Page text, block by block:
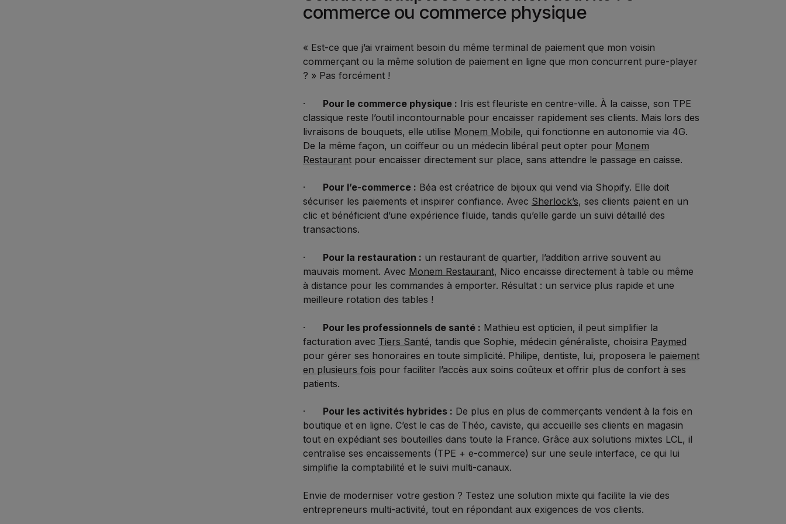
commerce ou commerce physique
« Est-ce que j’ai vraiment besoin du même terminal de paiement que mon voisin
commerçant ou la même solution de paiement en ligne que mon concurrent pure-player
? » Pas forcément !
· Pour le commerce physique : Iris est fleuriste en centre-ville. À la caisse, son TPE
classique reste l’outil incontournable pour encaisser rapidement ses clients. Mais lors des
livraisons de bouquets, elle utilise Monem Mobile, qui fonctionne en autonomie via 4G.
De la même façon, un coiffeur ou un médecin libéral peut opter pour Monem
Restaurantpour encaisser directement sur place, sans attendre le passage en caisse.
· Pour l’e-commerce : Béa est créatrice de bijoux qui vend via Shopify. Elle doit
sécuriser les paiements et inspirer confiance. Avec Sherlock’s, ses clients paient en un
clic et bénéficient d’une expérience fluide, tandis qu’elle garde un suivi détaillé des
transactions.
· Pour la restauration : un restaurant de quartier, l’addition arrive souvent au
mauvais moment. Avec Monem Restaurant, Nico encaisse directement à table ou même
à distance pour les commandes à emporter. Résultat : un service plus rapide et une
meilleure rotation des tables !
· Pour les professionnels de santé : Mathieu est opticien, il peut simplifier la
facturation avec Tiers Santé, tandis que Sophie, médecin généraliste, choisira Paymed
pour gérer ses honoraires en toute simplicité. Philipe, dentiste, lui, proposera le paiement
en plusieurs fois pour faciliter l’accès aux soins coûteux et offrir plus de confort à ses
patients.
· Pour les activités hybrides : De plus en plus de commerçants vendent à la fois en
boutique et en ligne. C’est le cas de Théo, caviste, qui accueille ses clients en magasin
tout en expédiant ses bouteilles dans toute la France. Grâce aux solutions mixtes LCL, il
centralise ses encaissements (TPE + e-commerce) sur une seule interface, ce qui lui
simplifie la comptabilité et le suivi multi-canaux.
Envie de moderniser votre gestion ? Testez une solution mixte qui facilite la vie des
entrepreneurs multi-activité, tout en répondant aux exigences de vos clients.